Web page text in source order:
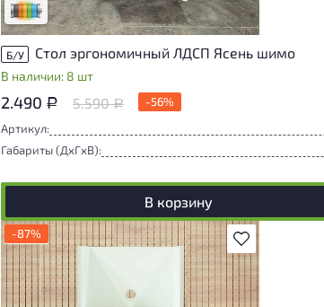
Разная степень износа
Б/У Стол эргономичный ЛДСП Ясень шимо
В наличии: 8 шт
2.490 Р 5.590Р
-56%
Артикул:
Габариты (ДxГxВ):
В корзину
В избранное
-87%